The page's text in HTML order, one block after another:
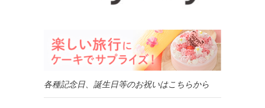
各種記念日、誕生日等のお祝いはこちらから